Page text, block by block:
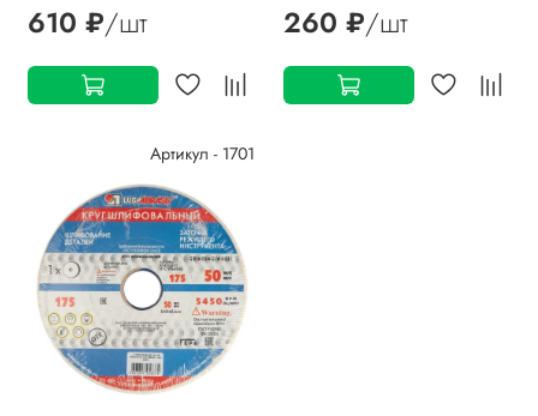
610 ₽/шт 260 ₽/шт
Артикул - 1701